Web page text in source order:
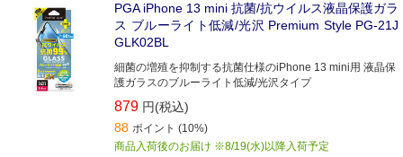
PGA iPhone 13 mini 抗菌/抗ウイルス液晶保護ガラ
ス ブルーライト低減/光沢 Premium Style PG-21J
GLK02BL
細菌の増殖を抑制する抗菌仕様のiPhone 13 mini用 液晶保
護ガラスのブルーライト低減/光沢タイプ
879 円(税込)
88 ポイント (10%)
商品入荷後のお届け ※8/19(水)以降入荷予定